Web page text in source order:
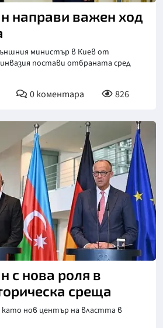
направи важен ход
министър в Киев от
постави отбраната сред
0коментара 826
с нова роля в
среща
като нов център на властта в